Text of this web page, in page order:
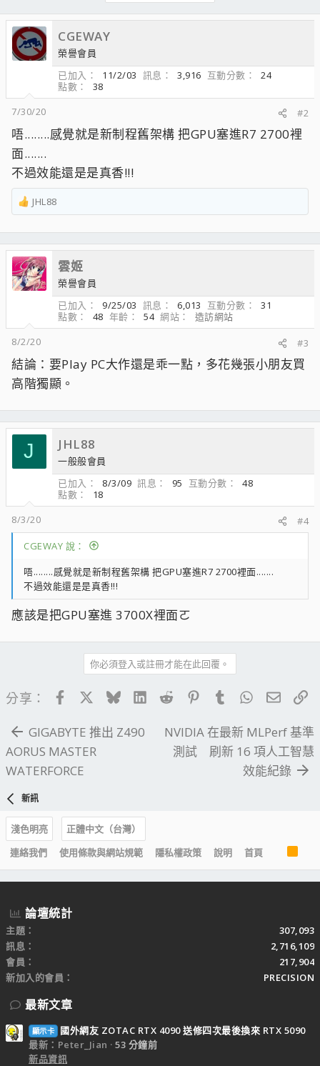
CGEWAY
榮譽會員
已加入
11/2/03 訊息 3,916 互動分數
24
點數
38
7/30/20
#2
唔........感覺就是新制程舊架構 把GPU塞進R7 2700裡
面.......
不過效能還是是真香!!!
R
a
c
t
i
o
：
JHL88
雲姬
榮譽會員
已加入
9/25/03 訊息 6,013 互動分數
31
點數
48 年齡 54 網站
造訪網站
8/2/20
#3
結論：要Play PC大作還是乖一點，多花幾張小朋友買
高階獨顯。
J JHL88
一般般會員
已加入
8/3/09 訊息 95 互動分數
48
點數
18
8/3/20
#4
CGEWAY 說：
唔........感覺就是新制程舊架構 把GPU塞進R7 2700裡面.......
不過效能還是是真香!!!
應該是把GPU塞進 3700X裡面ㄛ
你必須登入或註冊才能在此回覆。
分享： FacebookBlueskyLinkedIn
Reddit PinterestTumblrWhatsApp
電子
GIGABYTE 推出 Z490
AORUS MASTER
WATERFORCE
NVIDIA 在最新 MLPerf 基準
測試 刷新 16 項人工智慧
效能紀錄
新訊
淺色明亮
正體中文（台灣）
連絡我們
使用條款與網站規範 隱私權政策 說明 首頁
S
論壇統計
主題
307,093
訊息
2,716,109
會員
217,904
新加入的會員
PRECISION
最新文章
顯示卡
國外網友 ZOTAC RTX 4090 送修四次最後換來 RTX 5090
最新：Peter_Jian
53 分鐘前
新品資訊